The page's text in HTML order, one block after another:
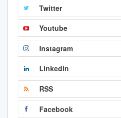
Twitter
Youtube
Instagram
Linkedin
RSS
Facebook